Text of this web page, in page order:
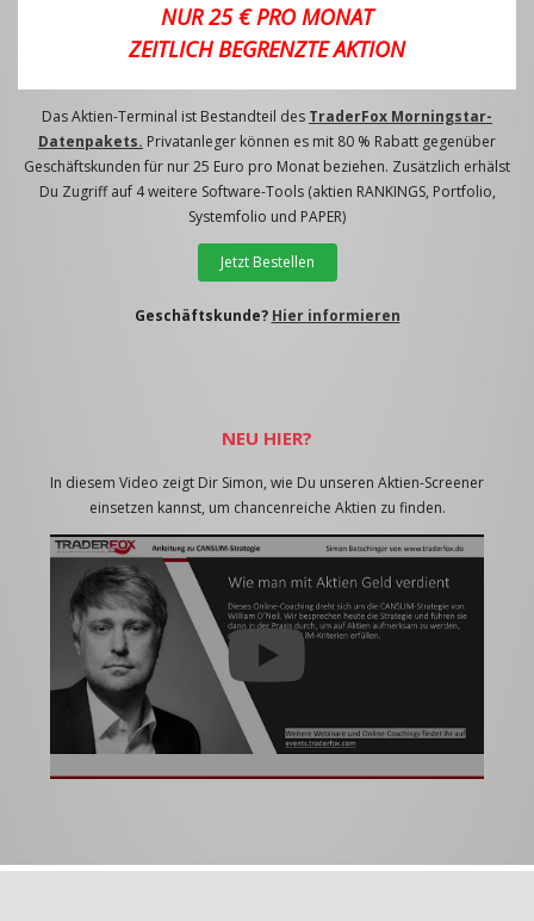
NUR 25 € PRO MONAT
ZEITLICH BEGRENZTE AKTION
Das Aktien-Terminal ist Bestandteil des TraderFox Morningstar-
Datenpakets. Privatanleger können es mit 80 % Rabatt gegenüber
Geschäftskunden für nur 25 Euro pro Monat beziehen. Zusätzlich erhälst
Du Zugriff auf 4 weitere Software-Tools (aktien RANKINGS, Portfolio,
Systemfolio und PAPER)
Jetzt Bestellen
Geschäftskunde? Hier informieren
NEU HIER?
In diesem Video zeigt Dir Simon, wie Du unseren Aktien-Screener
einsetzen kannst, um chancenreiche Aktien zu finden.